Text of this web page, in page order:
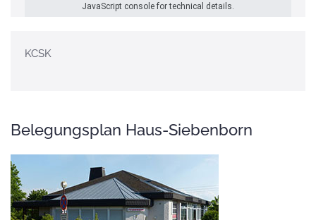
JavaScript console for technical details.
KCSK
Belegungsplan Haus-Siebenborn